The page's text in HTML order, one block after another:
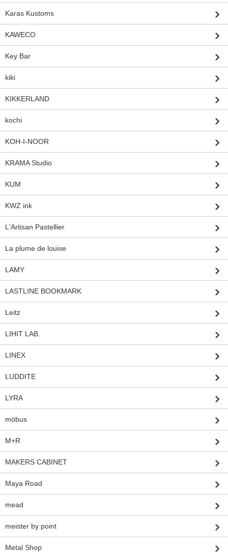
Karas Kustoms
KAWECO
Key Bar
kiki
KIKKERLAND
kochi
KOH-I-NOOR
KRAMA Studio
KUM
KWZ ink
L'Artisan Pastellier
La plume de louise
LAMY
LASTLINE BOOKMARK
Leitz
LIHIT LAB.
LINEX
LUDDITE
LYRA
möbus
M+R
MAKERS CABINET
Maya Road
mead
meister by point
Metal Shop